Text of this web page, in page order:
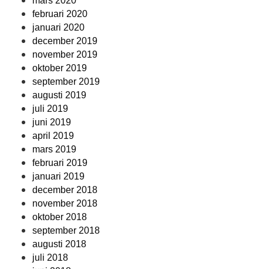
februari 2020
januari 2020
december 2019
november 2019
oktober 2019
september 2019
augusti 2019
juli 2019
juni 2019
april 2019
mars 2019
februari 2019
januari 2019
december 2018
november 2018
oktober 2018
september 2018
augusti 2018
juli 2018